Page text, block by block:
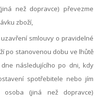
než dopravce) převezme
zboží,
smlouvy o pravidelné
po stanovenou dobu ve lhůtě
následujícího po dni, kdy
spotřebitele nebo jím
osoba (jiná než dopravce)